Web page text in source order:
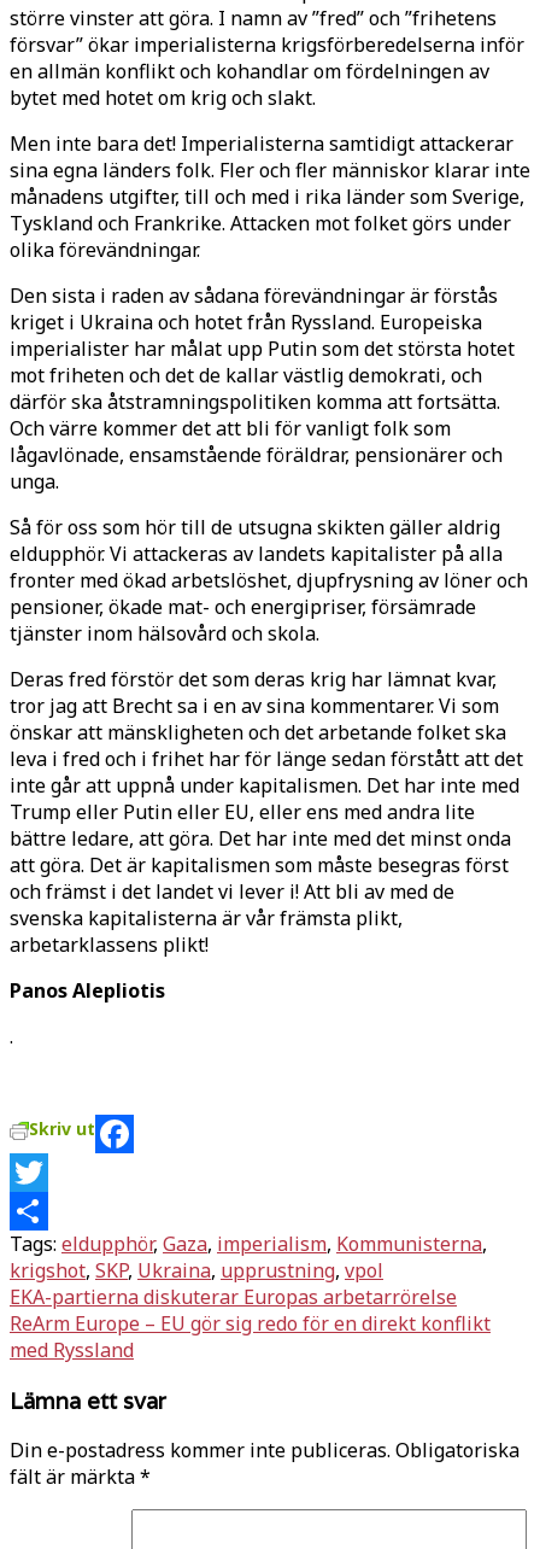
större vinster att göra. I namn av ”fred” och ”frihetens
försvar” ökar imperialisterna krigsförberedelserna inför
en allmän konflikt och kohandlar om fördelningen av
bytet med hotet om krig och slakt.
Men inte bara det! Imperialisterna samtidigt attackerar
sina egna länders folk. Fler och fler människor klarar inte
månadens utgifter, till och med i rika länder som Sverige,
Tyskland och Frankrike. Attacken mot folket görs under
olika förevändningar.
Den sista i raden av sådana förevändningar är förstås
kriget i Ukraina och hotet från Ryssland. Europeiska
imperialister har målat upp Putin som det största hotet
mot friheten och det de kallar västlig demokrati, och
därför ska åtstramningspolitiken komma att fortsätta.
Och värre kommer det att bli för vanligt folk som
lågavlönade, ensamstående föräldrar, pensionärer och
unga.
Så för oss som hör till de utsugna skikten gäller aldrig
eldupphör. Vi attackeras av landets kapitalister på alla
fronter med ökad arbetslöshet, djupfrysning av löner och
pensioner, ökade mat- och energipriser, försämrade
tjänster inom hälsovård och skola.
Deras fred förstör det som deras krig har lämnat kvar,
tror jag att Brecht sa i en av sina kommentarer. Vi som
önskar att mänskligheten och det arbetande folket ska
leva i fred och i frihet har för länge sedan förstått att det
inte går att uppnå under kapitalismen. Det har inte med
Trump eller Putin eller EU, eller ens med andra lite
bättre ledare, att göra. Det har inte med det minst onda
att göra. Det är kapitalismen som måste besegras först
och främst i det landet vi lever i! Att bli av med de
svenska kapitalisterna är vår främsta plikt,
arbetarklassens plikt!
Panos Alepliotis
.
Skriv ut
Facebook
Twitter
Dela
Tags: eldupphör, Gaza, imperialism, Kommunisterna,
krigshot, SKP, Ukraina, upprustning, vpol
Inläggsnavigering
EKA-partierna diskuterar Europas arbetarrörelse
ReArm Europe – EU gör sig redo för en direkt konflikt
med Ryssland
Lämna ett svar
Din e-postadress kommer inte publiceras. Obligatoriska
fält är märkta*